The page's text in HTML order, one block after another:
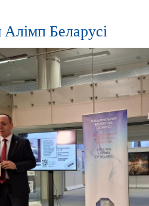
Беларусі